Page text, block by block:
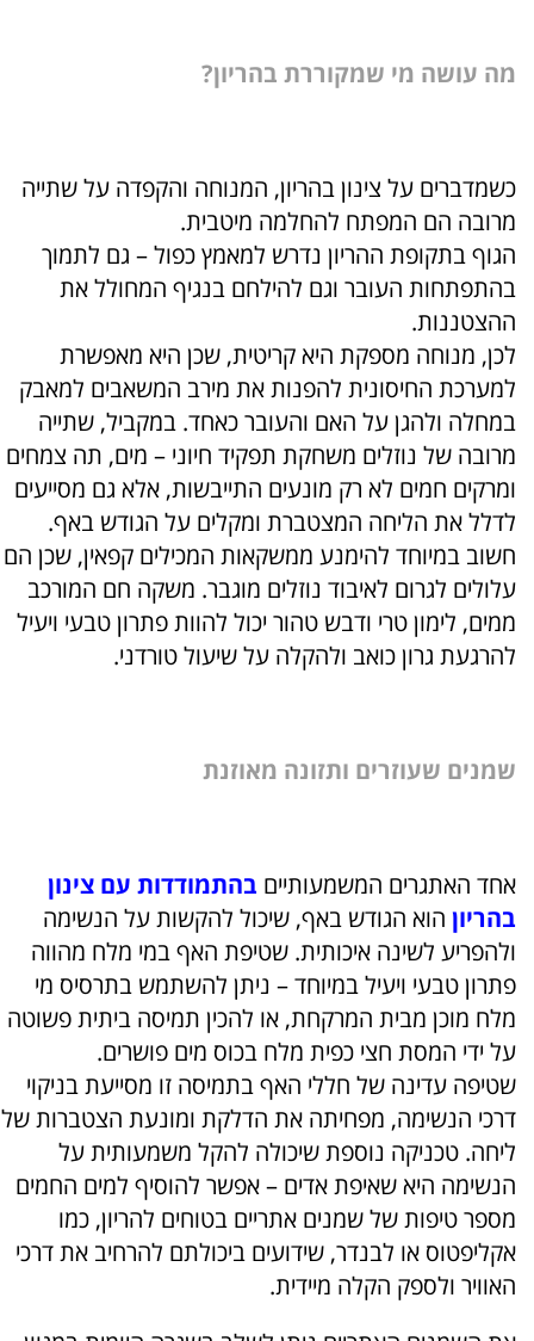
מה עושה מי שמקוררת בהריון?
כשמדברים על צינון בהריון, המנוחה והקפדה על שתייה
מרובה הם המפתח להחלמה מיטבית.
הגוף בתקופת ההריון נדרש למאמץ כפול – גם לתמוך
בהתפתחות העובר וגם להילחם בנגיף המחולל את
ההצטננות.
לכן, מנוחה מספקת היא קריטית, שכן היא מאפשרת
למערכת החיסונית להפנות את מירב המשאבים למאבק
במחלה ולהגן על האם והעובר כאחד. במקביל, שתייה
מרובה של נוזלים משחקת תפקיד חיוני – מים, תה צמחים
ומרקים חמים לא רק מונעים התייבשות, אלא גם מסייעים
לדלל את הליחה המצטברת ומקלים על הגודש באף.
חשוב במיוחד להימנע ממשקאות המכילים קפאין, שכן הם
עלולים לגרום לאיבוד נוזלים מוגבר. משקה חם המורכב
ממים, לימון טרי ודבש טהור יכול להוות פתרון טבעי ויעיל
להרגעת גרון כואב ולהקלה על שיעול טורדני.
שמנים שעוזרים ותזונה מאוזנת
אחד האתגרים המשמעותיים בהתמודדות עם צינון
בהריון הוא הגודש באף, שיכול להקשות על הנשימה
ולהפריע לשינה איכותית. שטיפת האף במי מלח מהווה
פתרון טבעי ויעיל במיוחד – ניתן להשתמש בתרסיס מי
מלח מוכן מבית המרקחת, או להכין תמיסה ביתית פשוטה
על ידי המסת חצי כפית מלח בכוס מים פושרים.
שטיפה עדינה של חללי האף בתמיסה זו מסייעת בניקוי
דרכי הנשימה, מפחיתה את הדלקת ומונעת הצטברות של
ליחה. טכניקה נוספת שיכולה להקל משמעותית על
הנשימה היא שאיפת אדים – אפשר להוסיף למים החמים
מספר טיפות של שמנים אתריים בטוחים להריון, כמו
אקליפטוס או לבנדר, שידועים ביכולתם להרחיב את דרכי
האוויר ולספק הקלה מיידית.